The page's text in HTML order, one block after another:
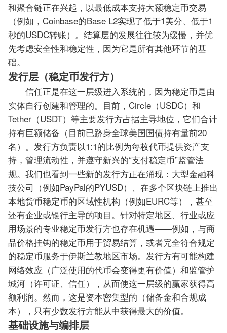
和聚合链正在兴起，以最低成本支持大额稳定币交易
（例如，Coinbase的Base L2实现了低于1美分、低于1
秒的USDC转账）。结算层的发展往往较为缓慢，并优
先考虑安全性和稳定性，因为它是所有其他环节的基
础。
发行层（稳定币发行方）
信任正是在这一层级进入系统的，因为稳定币是由
实体自行创建和管理的。目前，Circle（USDC）和
Tether（USDT）等主要发行方占据主导地位，它们合计
持有巨额储备（目前已跻身全球美国国债持有量前20
名）。发行方负责以1:1的比例为每枚代币提供资产支
持，管理流动性，并遵守新兴的“支付稳定币”监管法
规。我们也看到一些新的发行方正在涌现：大型金融科
技公司（例如PayPal的PYUSD）、在多个区块链上推出
本地货币稳定币的区域性机构（例如EURC等），甚至
还有企业或银行主导的项目。针对特定地区、行业或应
用场景的专业稳定币发行方也存在机遇——例如，与商
品价格挂钩的稳定币用于贸易结算，或者完全符合规定
的稳定币服务于伊斯兰教地区市场。发行方有可能构建
网络效应（广泛使用的代币会变得更有价值）和监管护
城河（许可证、信任），从而使这一层级的赢家获得高
额利润。然而，这是资本密集型的（储备金和合规成
本），只有少数发行方能从中获得最大的价值。
基础设施与编排层